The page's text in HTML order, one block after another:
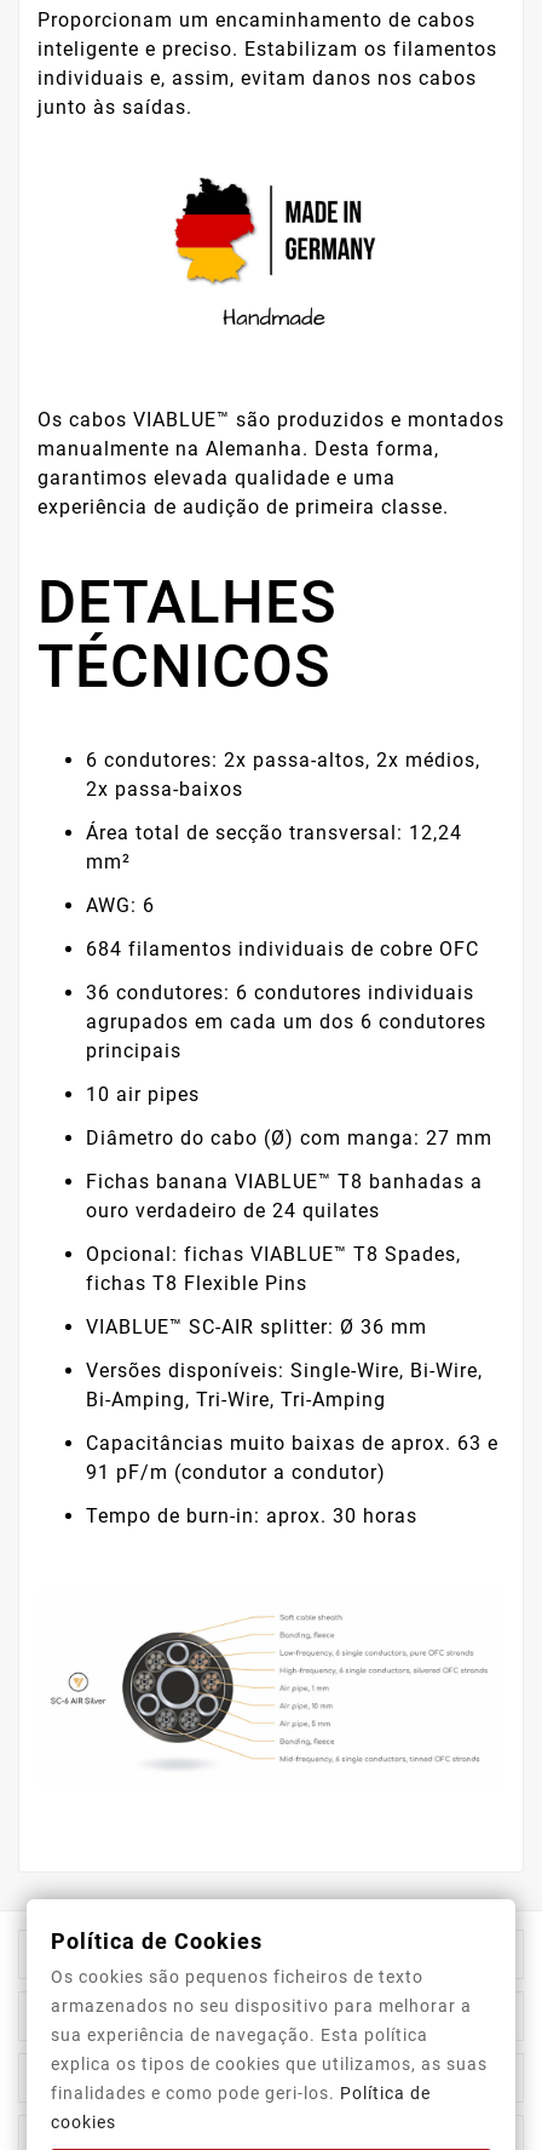
Proporcionam um encaminhamento de cabos
inteligente e preciso. Estabilizam os filamentos
individuais e, assim, evitam danos nos cabos
junto às saídas.
Os cabos VIABLUE™ são produzidos e montados
manualmente na Alemanha. Desta forma,
garantimos elevada qualidade e uma
experiência de audição de primeira classe.
DETALHES
TÉCNICOS
6 condutores: 2x passa-altos, 2x médios,
2x passa-baixos
Área total de secção transversal: 12,24
mm²
AWG: 6
684 filamentos individuais de cobre OFC
36 condutores: 6 condutores individuais
agrupados em cada um dos 6 condutores
principais
10 air pipes
Diâmetro do cabo (Ø) com manga: 27 mm
Fichas banana VIABLUE™ T8 banhadas a
ouro verdadeiro de 24 quilates
Opcional: fichas VIABLUE™ T8 Spades,
fichas T8 Flexible Pins
VIABLUE™ SC-AIR splitter: Ø 36 mm
Versões disponíveis: Single-Wire, Bi-Wire,
Bi-Amping, Tri-Wire, Tri-Amping
Capacitâncias muito baixas de aprox. 63 e
91 pF/m (condutor a condutor)
Tempo de burn-in: aprox. 30 horas
Informação Da Loja
Top Categorias
A Nossa Empresa

Política de Cookies
Os cookies são pequenos ficheiros de texto
armazenados no seu dispositivo para melhorar a
sua experiência de navegação. Esta política
explica os tipos de cookies que utilizamos, as suas
finalidades e como pode geri-los. Política de
cookies